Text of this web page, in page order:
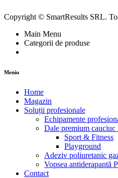
Copyright © SmartResults SRL.
Main Menu
Categorii de produse
Meniu
Home
Magazin
Soluții profesionale
Echipamente
Dale premium cauciuc
Sport & Fitness
Playground
Adeziv poliuretanic
Vopsea antiderapantă
Contact